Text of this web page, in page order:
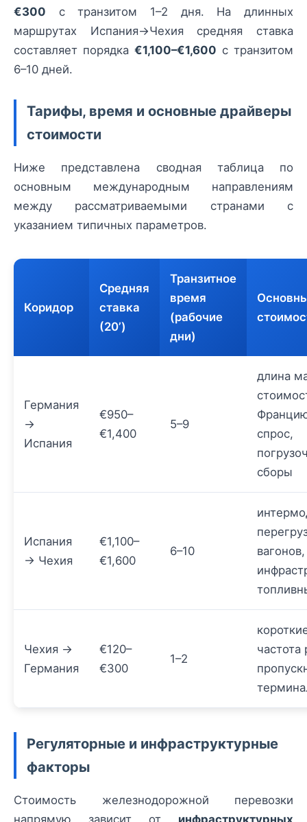
€300 с транзитом 1–2 дня. На длинных
маршрутах Испания→Чехия средняя ставка
составляет порядка €1,100–€1,600 с транзитом
6–10 дней.
Тарифы, время и основные драйверы
стоимости
Ниже представлена сводная таблица по
основным международным направлениям
между рассматриваемыми странами с
указанием типичных параметров.
Коридор
Средняя
ставка
(20’)
Транзитное
время
(рабочие
дни)
Германия
→
Испания
€950–
€1,400
5–9
длина
спрос,
сборы
Испания
→ Чехия
€1,100–
€1,600
6–10
Чехия →
Германия
€120–
€300
1–2
частота
Регуляторные и инфраструктурные
факторы
Стоимость железнодорожной перевозки
напрямую зависит от инфраструктурных